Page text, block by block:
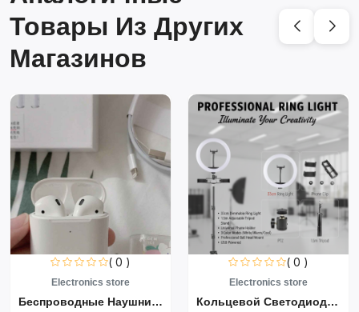
Товары Из Других
Магазинов
( 0 )
Electronics store
Беспроводные Наушники Air...
( 0 )
Electronics store
Кольцевой Светодиодный Св...